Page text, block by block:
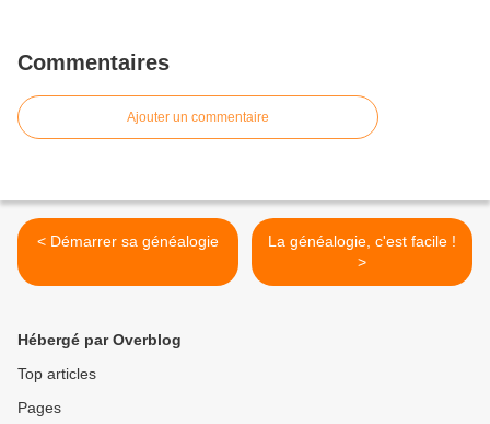
Commentaires
Ajouter un commentaire
< Démarrer sa généalogie
La généalogie, c'est facile !
>
Hébergé par Overblog
Top articles
Pages